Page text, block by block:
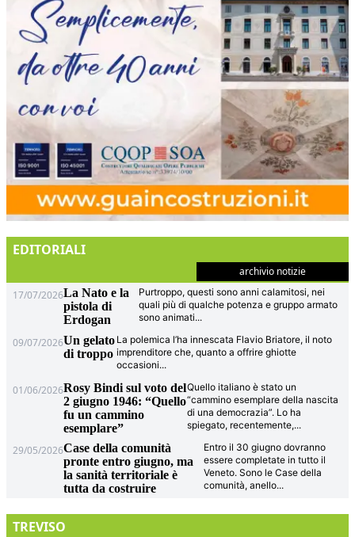
EDITORIALI
archivio notizie
17/07/2026La Nato e la
pistola di
Erdogan
Purtroppo, questi sono anni calamitosi, nei
quali più di qualche potenza e gruppo armato
sono animati...
09/07/2026Un gelato
di troppo
La polemica l’ha innescata Flavio Briatore, il noto
imprenditore che, quanto a offrire ghiotte
occasioni...
01/06/2026Rosy Bindi sul voto del
2 giugno 1946: “Quello
fu un cammino
esemplare”
Quello italiano è stato un
“cammino esemplare della nascita
di una democrazia”. Lo ha
spiegato, recentemente,...
29/05/2026Case della comunità
pronte entro giugno, ma
la sanità territoriale è
tutta da costruire
Entro il 30 giugno dovranno
essere completate in tutto il
Veneto. Sono le Case della
comunità, anello...
TREVISO